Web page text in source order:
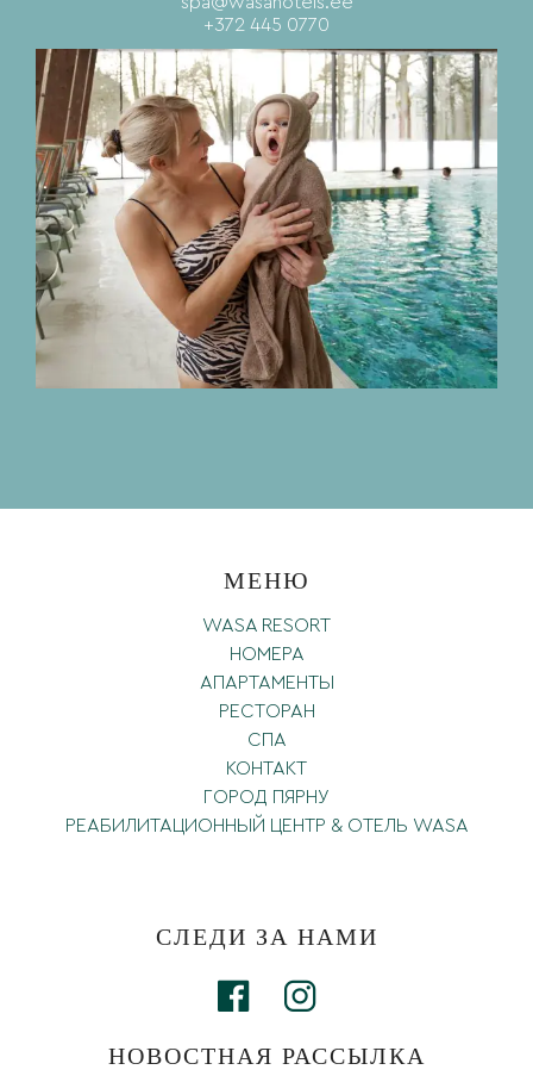
+372 445 0770
МЕНЮ
WASA RESORT
НОМЕРА
АПАРТАМЕНТЫ
РЕСТОРАН
СПА
КОНТАКТ
ГОРОД ПЯРНУ
РЕАБИЛИТАЦИОННЫЙ ЦЕНТР & OТЕЛЬ WASA
СЛЕДИ ЗА НАМИ
НОВОСТНАЯ РАССЫЛКА